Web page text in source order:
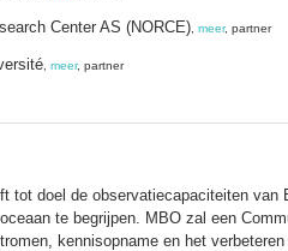
Center AS (NORCE) meer, partner
meer, partner
tot doel de observatiecapaciteiten
te begrijpen. MBO zal een
kennisopname en het